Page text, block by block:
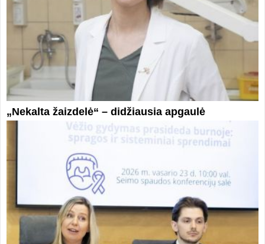
„Nekalta žaizdelė“ – didžiausia apgaulė